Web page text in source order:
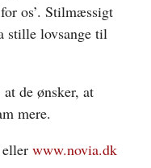
os’. Stilmæssigt
stille lovsange til
de ønsker, at
mere.
eller www.novia.dk